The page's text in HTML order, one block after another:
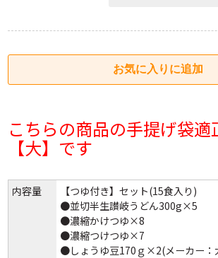
こちらの商品の手提げ袋適
【大】です
内容量
【つゆ付き】セット(15食入り)
●並切半生讃岐うどん300g×5
●濃縮かけつゆ×8
●濃縮つけつゆ×7
●しょうゆ豆170ｇ×2(メーカー：